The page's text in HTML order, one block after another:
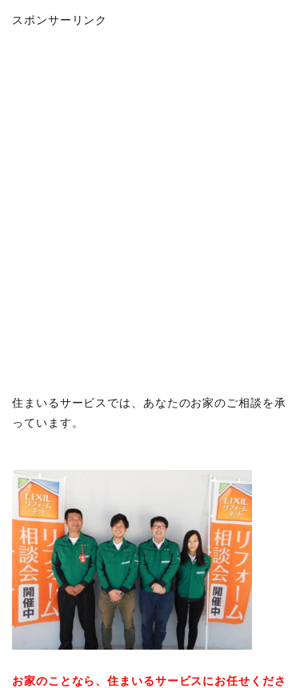
スポンサーリンク
住まいるサービスでは、あなたのお家のご相談を承
っています。
お家のことなら、住まいるサービスにお任せくださ